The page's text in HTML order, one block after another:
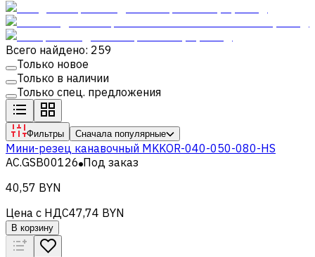
Всего найдено: 259
Только новое
Только в наличии
Только спец. предложения
Фильтры Сначала популярные
Мини-резец канавочный MKKOR-040-050-080-HS
AC.GSB00126 Под заказ
40,57 BYN
Цена с НДС47,74 BYN
В корзину